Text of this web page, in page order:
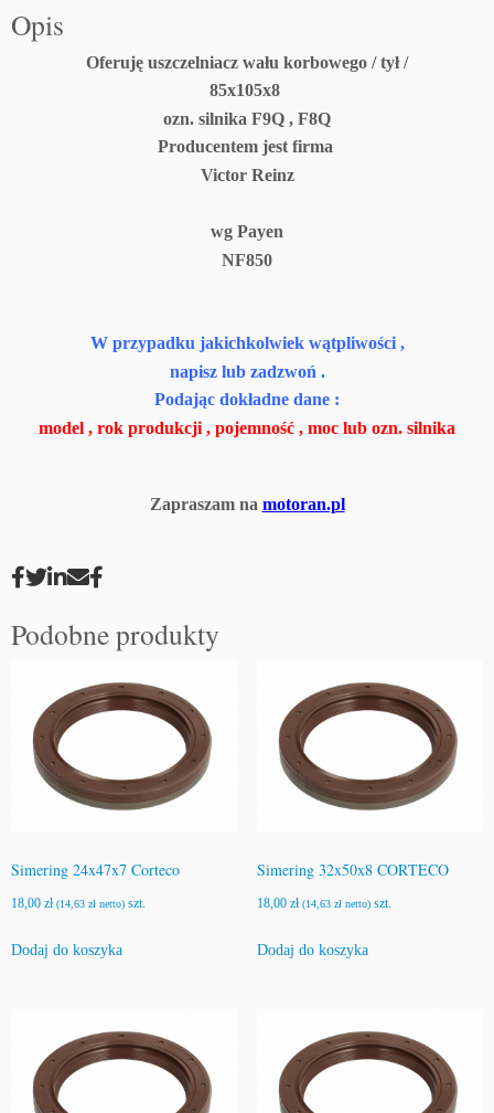
Opis
Oferuję uszczelniacz wału korbowego / tył /
85x105x8
ozn. silnika F9Q , F8Q
Producentem jest firma
Victor Reinz
wg Payen
NF850
W przypadku jakichkolwiek wątpliwości ,
napisz lub zadzwoń .
Podając dokładne dane :
model , rok produkcji , pojemność , moc lub ozn. silnika
Zapraszam na motoran.pl
Podobne produkty
Simering 24x47x7 Corteco
18,00 zł (14,63 zł netto) szt.
Dodaj do koszyka
Simering 32x50x8 CORTECO
18,00 zł (14,63 złnetto)szt.
Dodaj do koszyka